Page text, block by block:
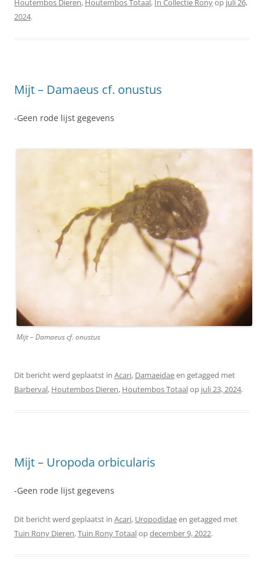
Houtembos Dieren, Houtembos Totaal , In Collectie Ronyop juli 26,
2024.
Mijt – Damaeus cf. onustus
-Geen rode lijst gegevens
Mijt – Damaeus cf. onustus
Dit bericht werd geplaatst in Acari, Damaeidaeen getagged met
Barberval, Houtembos Dieren, Houtembos Totaalop juli 23, 2024.
Mijt – Uropoda orbicularis
-Geen rode lijst gegevens
Dit bericht werd geplaatst in Acari, Uropodidaeen getagged met
Tuin Rony Dieren,Tuin Rony Totaalopdecember 9, 2022.